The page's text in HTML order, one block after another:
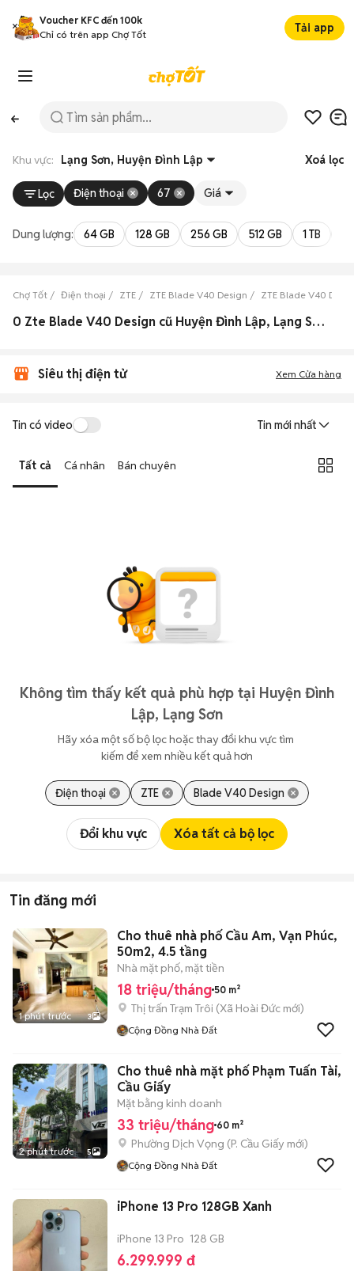
Voucher KFC đến 100k
Chỉ có trên app Chợ Tốt
Tải app
Khu vực: Lạng Sơn, Huyện Đình Lập Xoá lọc
Lọc Điện thoại 67 Giá
Dung lượng: 64 GB 128 GB 256 GB 512 GB 1 TB
Chợ Tốt Điện thoại ZTE ZTE Blade V40 Design ZTE Blade V40
0 Zte Blade V40 Design cũ Huyện Đình Lập, Lạng Sơn đẹp
Siêu thị điện tử Xem Cửa hàng
Tin có video Tin mới nhất
Tất cả Cá nhân Bán chuyên
Không tìm thấy kết quả phù hợp tại Huyện Đình
Lập, Lạng Sơn
Hãy xóa một số bộ lọc hoặc thay đổi khu vực tìm
kiếm để xem nhiều kết quả hơn
Điện thoại ZTE Blade V40 Design
Đổi khu vực Xóa tất cả bộ lọc
Tin đăng mới
1 phút trước 3
Cho thuê nhà phố Cầu Am, Vạn Phúc,
50m2, 4.5 tầng
Nhà mặt phố, mặt tiền
18 triệu/tháng 50 m²
Thị trấn Trạm Trôi (Xã Hoài Đức mới)
Cộng Đồng Nhà Đất
2 phút trước 5
Cho thuê nhà mặt phố Phạm Tuấn Tài,
Cầu Giấy
Mặt bằng kinh doanh
33 triệu/tháng 60 m²
Phường Dịch Vọng (P. Cầu Giấy mới)
Cộng Đồng Nhà Đất
iPhone 13 Pro 128GB Xanh
iPhone 13 Pro 128 GB
6.299.999 đ